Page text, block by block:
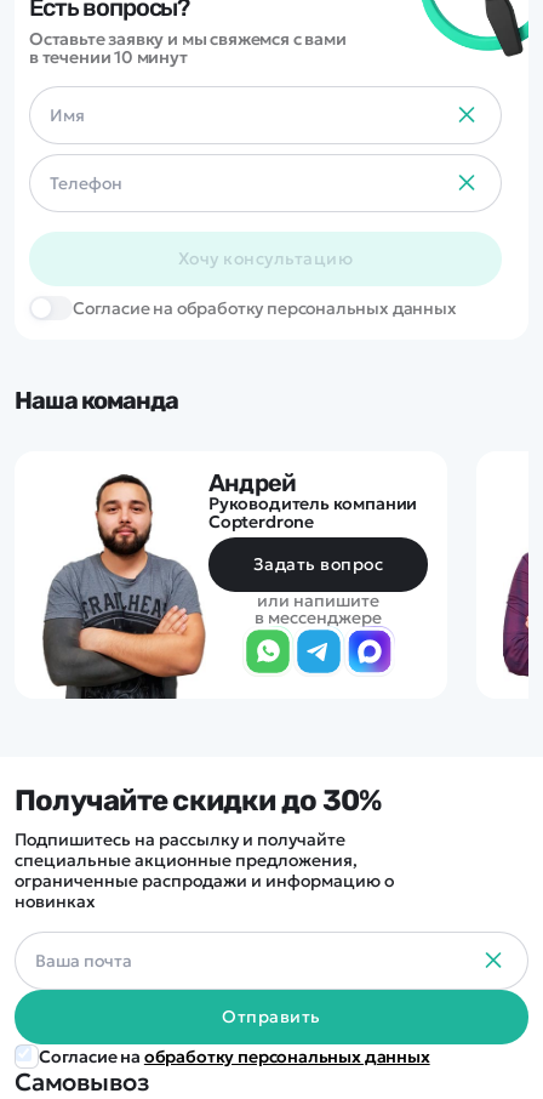
Есть вопросы?
Оставьте заявку и мы свяжемся с вами
в течении 10 минут
Хочу консультацию
Cогласие на обработку персональных данных
Наша команда
Андрей
Руководитель компании
Copterdrone
Задать вопрос
или напишите
в мессенджере
Самовывоз
Получайте скидки до 30%
Подпишитесь на рассылку и получайте
специальные акционные предложения,
ограниченные распродажи и информацию о
новинках
Отправить
Согласие на обработку персональных данных